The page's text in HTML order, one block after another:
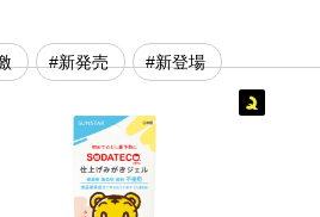
#新発売 #新登場